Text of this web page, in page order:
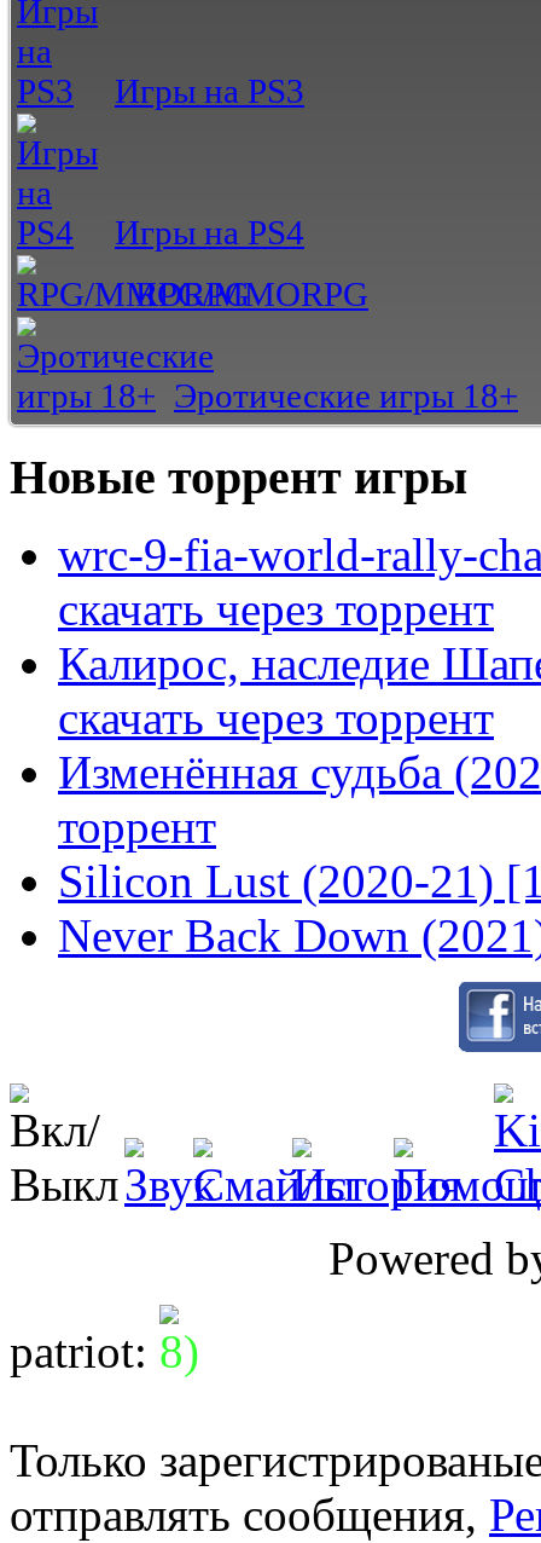
Игры на PS3
Игры на PS4
RPG/MMORPG
Эротические игры 18+
Новые торрент игры
wrc-9-fia-world-rally-
скачать через торрент
Калирос, наследие
скачать через торрент
Изменённая судьба
торрент
Silicon Lust (2020-21)
Never Back Down
Powered
patriot:
Только
отправлять сообщения,